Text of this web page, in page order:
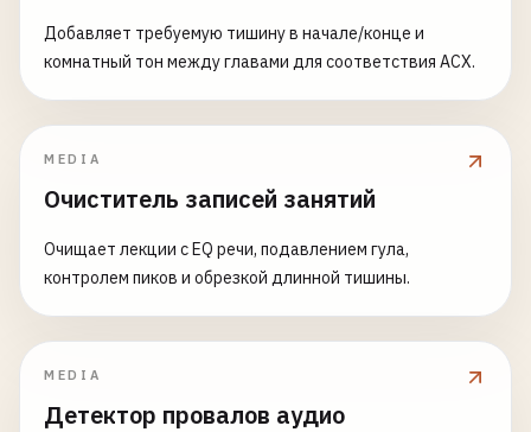
Добавляет требуемую тишину в начале/конце и
комнатный тон между главами для соответствия ACX.
MEDIA
Очиститель записей занятий
Очищает лекции с EQ речи, подавлением гула,
контролем пиков и обрезкой длинной тишины.
MEDIA
Детектор провалов аудио